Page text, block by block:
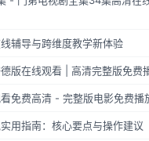
辅导与跨维度教学新体验
版在线观看 | 高清完整版免费
免费高清 - 完整版电影免费播
用指南：核心要点与操作建议